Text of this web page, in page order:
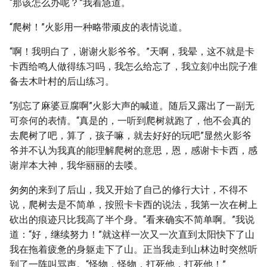
“那该怎么办呢？”我着急道。
“爬树！”火影用一种略带顽皮的表情说道。
“啊！我明白了，谢谢火影爷爷。”天啊，我晕，这不就是卡
卡西给鸣人做得练习吗，我怎么给忘了，我立刻冲出院子准
备去木叶村的后山练习。
“别忘了麻婆豆腐啊”火影大声的喊道。随后又露出了一副无
可奈何的表情。“真是的，一听到爬树就跑了，他不会真的
去爬树了吧，算了，孩子嘛，就去好好的玩吧”显然火影爷
爷并不认为我真的能理解爬树的意思，恩，感谢卡卡西，感
谢岸本大神，我华丽丽的去喽。
匆匆的来到了后山，我又开始了自己的修行大计，不得不
说，爬树去是不简单，按照卡卡西的说法，我第一次在树上
砍出的痕迹只比我高了半个身。“看来确实不简单啊。”我说
道：“好，继续努力！”就这样一次又一次直到太阳快下了山
我在拖着疲惫的身躯走下了山。正当我走到山林边时突然听
到了一阵叫骂声。“怪物，怪物，打死他，打死他！”